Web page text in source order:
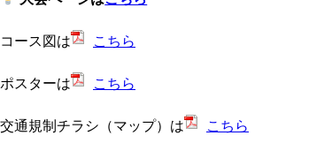
コース図は こちら
ポスターは こちら
交通規制チラシ（マップ）は こちら